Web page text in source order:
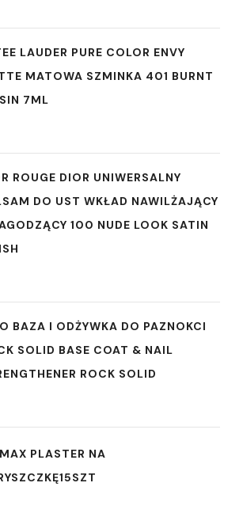
LAUDER PURE COLOR ENVY
MATOWA SZMINKA 401 BURNT
7ML
ROUGE DIOR UNIWERSALNY
DO UST WKŁAD NAWILŻAJĄCY
100 NUDE LOOK SATIN
BAZA I ODŻYWKA DO PAZNOKCI
SOLID BASE COAT & NAIL
ROCK SOLID
PLASTER NA